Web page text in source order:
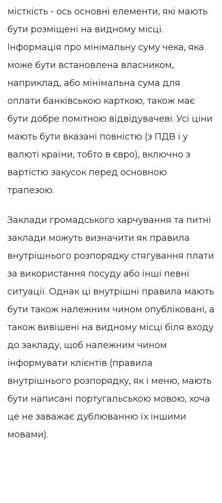
місткість - ось основні елементи, які мають
бути розміщені на видному місці.
Інформація про мінімальну суму чека, яка
може бути встановлена власником,
наприклад, або мінімальна сума для
оплати банківською карткою, також має
бути добре помітною відвідувачеві. Усі ціни
мають бути вказані повністю (з ПДВ і у
валюті країни, тобто в євро), включно з
вартістю закусок перед основною
трапезою.
Заклади громадського харчування та питні
заклади можуть визначити як правила
внутрішнього розпорядку стягування плати
за використання посуду або інші певні
ситуації. Однак ці внутрішні правила мають
бути також належним чином опубліковані, а
також вивішені на видному місці біля входу
до закладу, щоб належним чином
інформувати клієнтів (правила
внутрішнього розпорядку, як і меню, мають
бути написані португальською мовою, хоча
це не заважає дублюванню їх іншими
мовами).